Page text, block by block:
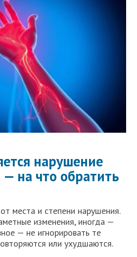
нарушение
на что обратить
места и степени нарушения.
изменения, иногда —
— не игнорировать те
или ухудшаются.